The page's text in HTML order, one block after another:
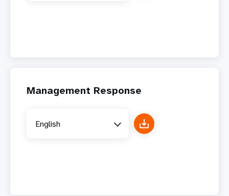
Management Response
English